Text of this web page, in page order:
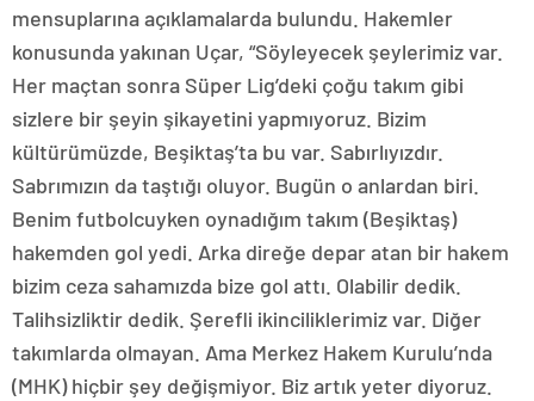
mensuplarına açıklamalarda bulundu. Hakemler
konusunda yakınan Uçar, “Söyleyecek şeylerimiz var.
Her maçtan sonra Süper Lig’deki çoğu takım gibi
sizlere bir şeyin şikayetini yapmıyoruz. Bizim
kültürümüzde, Beşiktaş’ta bu var. Sabırlıyızdır.
Sabrımızın da taştığı oluyor. Bugün o anlardan biri.
Benim futbolcuyken oynadığım takım (Beşiktaş)
hakemden gol yedi. Arka direğe depar atan bir hakem
bizim ceza sahamızda bize gol attı. Olabilir dedik.
Talihsizliktir dedik. Şerefli ikinciliklerimiz var. Diğer
takımlarda olmayan. Ama Merkez Hakem Kurulu’nda
(MHK) hiçbir şey değişmiyor. Biz artık yeter diyoruz.